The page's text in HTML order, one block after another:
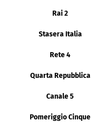
Rai 2
Stasera Italia
Rete 4
Quarta Repubblica
Canale 5
Pomeriggio Cinque